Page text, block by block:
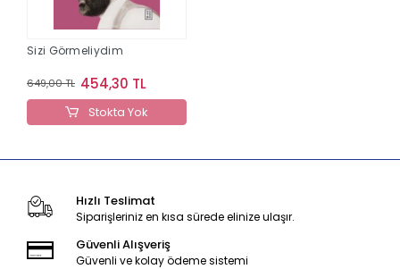
Sizi Görmeliydim
649,00 TL 454,30 TL
Stokta Yok
Hızlı Teslimat
Siparişleriniz en kısa sürede elinize ulaşır.
Güvenli Alışveriş
Güvenli ve kolay ödeme sistemi